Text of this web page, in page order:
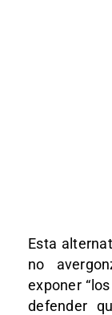
Esta
no
exponer
defender